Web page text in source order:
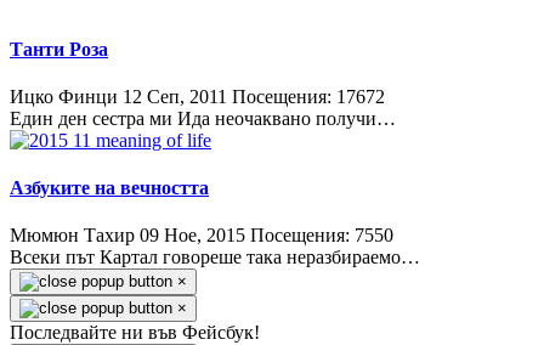
Танти Роза
Ицко Финци 12 Сeп, 2011 Посещения: 17672
Един ден сестра ми Ида неочаквано получи…
Азбуките на вечността
Мюмюн Тахир 09 Ное, 2015 Посещения: 7550
Всеки път Картал говореше така неразбираемо…
×
×
Последвайте ни във Фейсбук!